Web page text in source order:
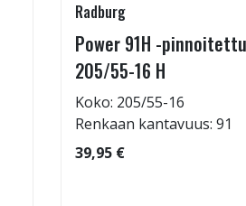
Radburg
Power 91H -
205/55-16 H
Koko: 205/55-16
Renkaan kantavuus: 91
39,95 €